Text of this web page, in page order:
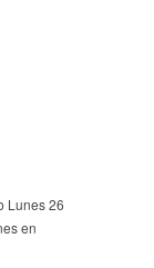
Lunes 26
en